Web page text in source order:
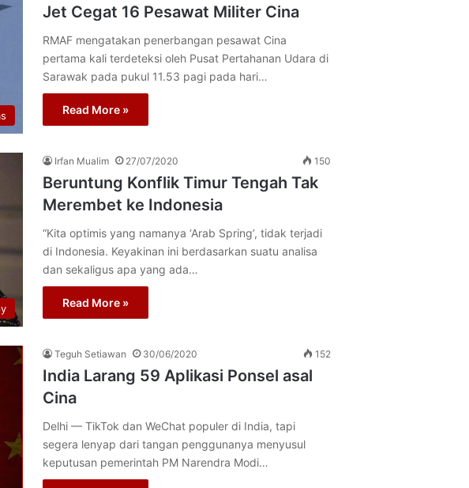
Jet Cegat 16 Pesawat Militer Cina
RMAF mengatakan penerbangan pesawat Cina
pertama kali terdeteksi oleh Pusat Pertahanan Udara di
Sarawak pada pukul 11.53 pagi pada hari…
Read More »
Irfan Mualim 27/07/2020 150
Beruntung Konflik Timur Tengah Tak
Merembet ke Indonesia
“Kita optimis yang namanya ‘Arab Spring’, tidak terjadi
di Indonesia. Keyakinan ini berdasarkan suatu analisa
dan sekaligus apa yang ada…
Read More »
Teguh Setiawan 30/06/2020 152
India Larang 59 Aplikasi Ponsel asal
Cina
Delhi — TikTok dan WeChat populer di India, tapi
segera lenyap dari tangan penggunanya menyusul
keputusan pemerintah PM Narendra Modi…